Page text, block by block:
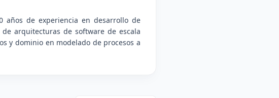
años de experiencia en desarrollo de
arquitecturas de software de escala
y dominio en modelado de procesos a